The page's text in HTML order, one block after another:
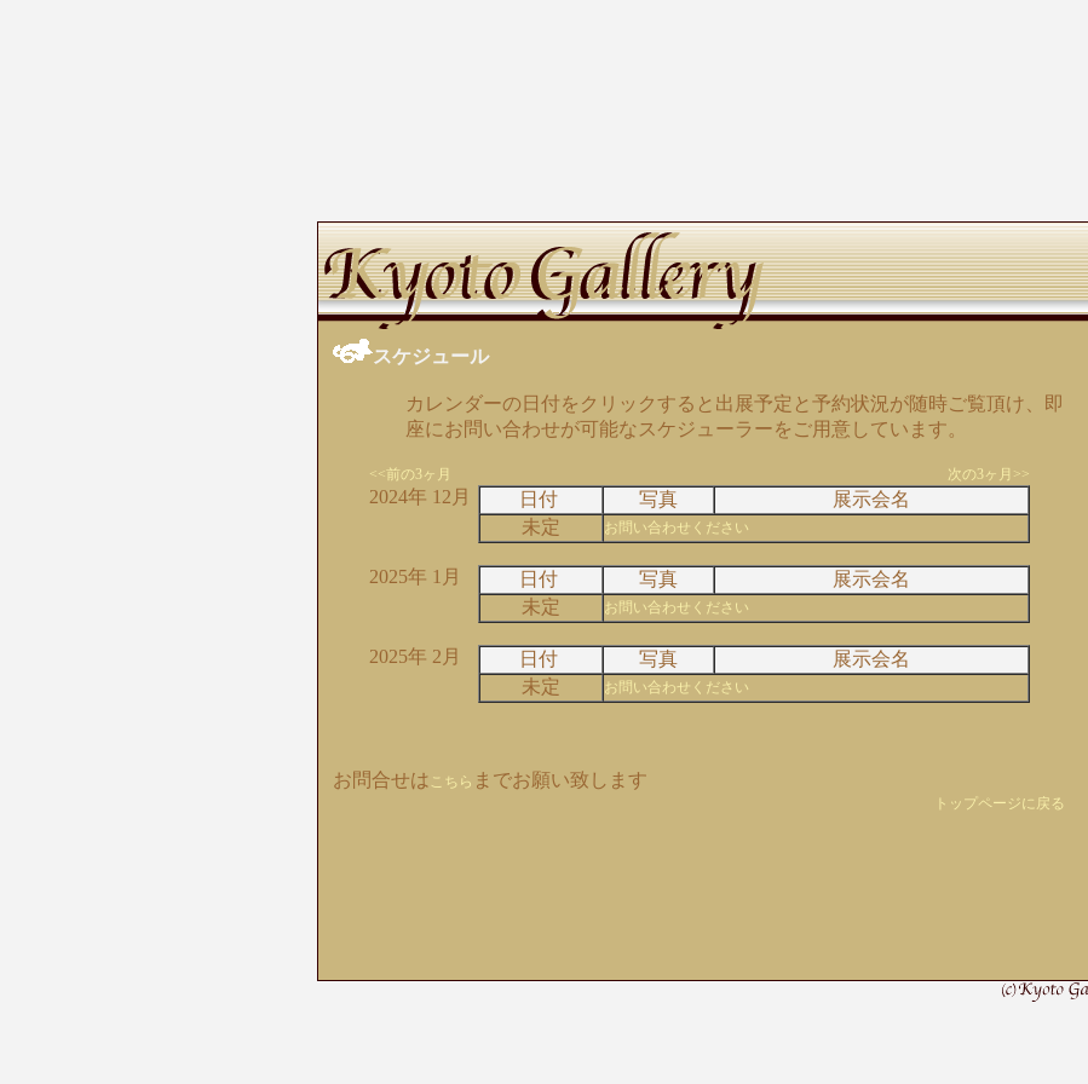
スケジュール
カレンダーの日付をクリックすると出展予定と予約状況が随時ご覧頂け、即
座にお問い合わせが可能なスケジューラーをご用意しています。
<<前の3ヶ月 次の3ヶ月>>
2024年 12月 日付 写真
展示会名
未定
お問い合わせください
2025年 1月 日付 写真
展示会名
未定
お問い合わせください
2025年 2月 日付 写真
展示会名
未定
お問い合わせください
お問合せは こちら までお願い致します
トップページに戻る